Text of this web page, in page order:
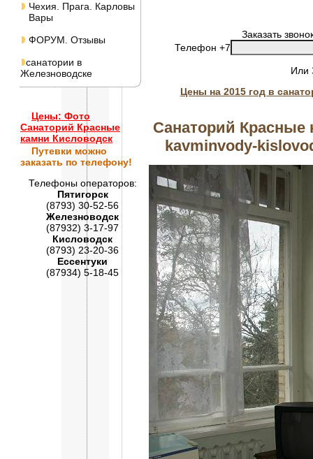
Чехия. Прага. Карловы
Вары
ФОРУМ. Отзывы
санатории в
Железноводске
Цены: Фото
Санаторий Красные
камни Кисловодск
Путевки можно
заказать по телефону!
Телефоны операторов:
Пятигорск
(8793) 30-52-56
Железноводск
(87932) 3-17-97
Кисловодск
(8793) 23-20-36
Ессентуки
(87934) 5-18-45
Заказать
Телефон +7
Цены на 2015 год в
Санаторий Красные
kavminvody-